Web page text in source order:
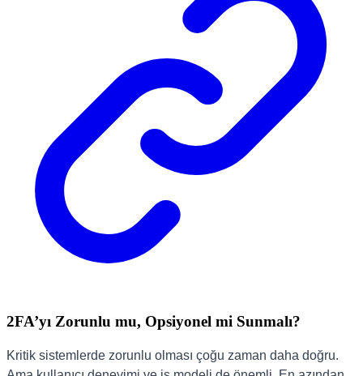
2FA’yı Zorunlu mu, Opsiyonel mi Sunmalı?
Kritik sistemlerde zorunlu olması çoğu zaman daha doğru.